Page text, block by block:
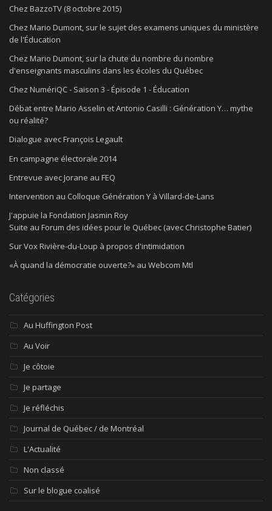
Chez BazzoTV (8 octobre 2015)
Chez Mario Dumont, sur le sujet des examens uniques du ministère
de l'Éducation
Chez Mario Dumont, sur la chute du nombre du nombre
d'enseignants masculins dans les écoles du Québec
Chez NumériQC - Saison 3 - Épisode 1 - Éducation
Débat entre Mario Asselin et Antonio Casilli : Génération Y… mythe
ou réalité?
Dialogue avec François Legault
En campagne électorale 2014
Entrevue avec Jorane au FEQ
Intervention au Colloque Génération Y à Villard-de-Lans
J'appuie la Fondation Jasmin Roy
Suite au Forum des idées pour le Québec (avec Christophe Batier)
Sur Vox Rivière-du-Loup à propos d'intimidation
«À quand la démocratie ouverte?» au Webcom Mtl
Catégories
Au Huffington Post
Au Voir
Je côtoie
Je partage
Je réfléchis
Journal de Québec / de Montréal
L'Actualité
Non classé
Sur le blogue coalisé